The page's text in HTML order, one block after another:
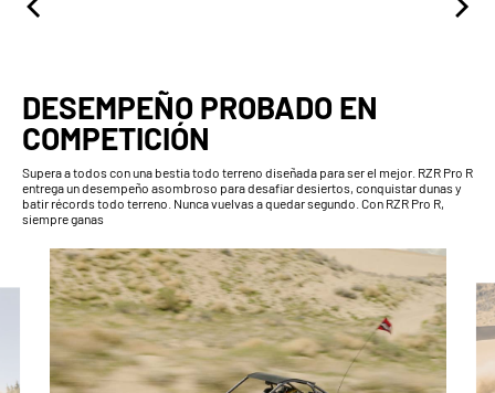
DESEMPEÑO PROBADO EN
COMPETICIÓN
Supera a todos con una bestia todo terreno diseñada para ser el mejor. RZR Pro R
entrega un desempeño asombroso para desafiar desiertos, conquistar dunas y
batir récords todo terreno. Nunca vuelvas a quedar segundo. Con RZR Pro R,
siempre ganas